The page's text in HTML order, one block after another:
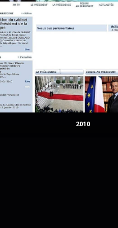
2010